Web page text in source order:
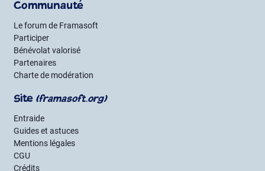
Communauté
Le forum de Framasoft
Participer
Bénévolat valorisé
Partenaires
Charte de modération
Site (framasoft.org)
Entraide
Guides et astuces
Mentions légales
CGU
Crédits